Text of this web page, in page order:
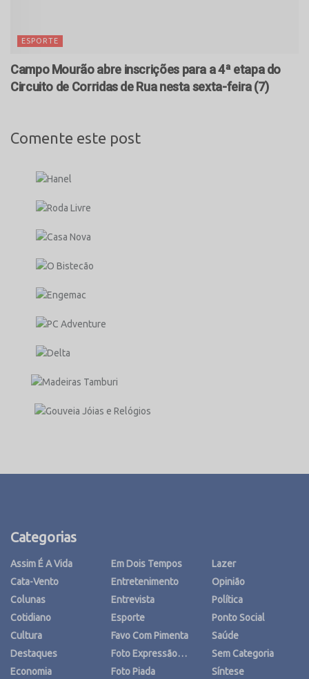
ESPORTE
Campo Mourão abre inscrições para a 4ª etapa do
Circuito de Corridas de Rua nesta sexta-feira (7)
Comente este post
Categorias
Assim É A Vida
Cata-Vento
Colunas
Cotidiano
Cultura
Destaques
Economia
Em Dois Tempos
Entretenimento
Entrevista
Esporte
Favo Com Pimenta
Foto Expressão…
Foto Piada
Lazer
Opinião
Política
Ponto Social
Saúde
Sem Categoria
Síntese